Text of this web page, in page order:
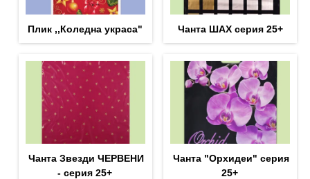
Плик ,,Коледна украса" Чанта ШАХ серия 25+
Чанта Звезди ЧЕРВЕНИ
- серия 25+
Чанта "Орхидеи" серия
25+